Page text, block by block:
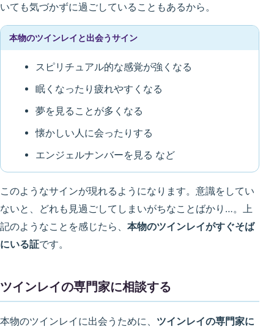
いても気づかずに過ごしていることもあるから。
本物のツインレイと出会うサイン
スピリチュアル的な感覚が強くなる
眠くなったり疲れやすくなる
夢を見ることが多くなる
懐かしい人に会ったりする
エンジェルナンバーを見る など
このようなサインが現れるようになります。意識をしてい
ないと、どれも見過ごしてしまいがちなことばかり…。上
記のようなことを感じたら、 本物のツインレイがすぐそば
にいる証です。
ツインレイの専門家に相談する
本物のツインレイに出会うために、 ツインレイの専門家に